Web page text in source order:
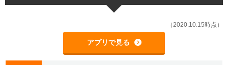
（2020.10.15時点）
アプリで見る